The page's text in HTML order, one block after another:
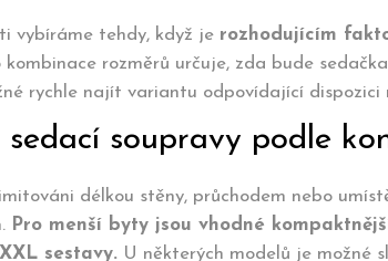
vybíráme tehdy, když je rozhodujícím
kombinace rozměrů určuje, zda bude
rychle najít variantu odpovídající dispozici
sedací soupravy podle
délkou stěny, průchodem nebo
Pro menší byty jsou vhodné
sestavy. U některých modelů je možné